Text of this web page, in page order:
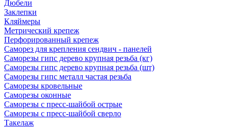
Дюбели
Заклепки
Кляймеры
Метрический крепеж
Перфорированный крепеж
Саморез для крепления сендвич - панелей
Саморезы гипс дерево крупная резьба (кг)
Саморезы гипс дерево крупная резьба (шт)
Саморезы гипс металл частая резьба
Саморезы кровельные
Саморезы оконные
Саморезы с пресс-шайбой острые
Саморезы с пресс-шайбой сверло
Такелаж